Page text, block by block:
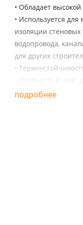
• Обладает высокой
• Используется
изоляции
водопровода,
для других
•
• Плотность в шве:
• Выход: 65/70 л.
подробнее